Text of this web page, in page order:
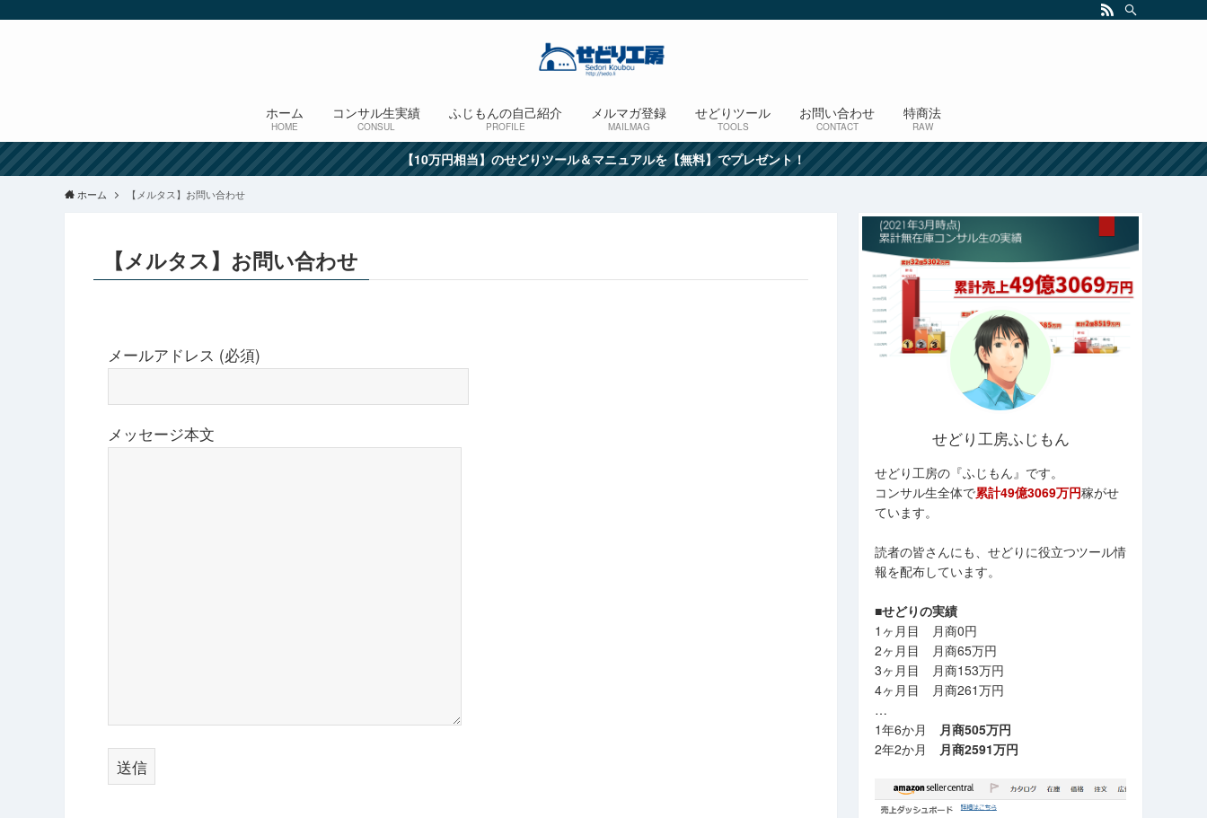
ホーム
HOME
コンサル生実績
CONSUL
ふじもんの自己紹介
PROFILE
メルマガ登録
MAILMAG
せどりツール
TOOLS
お問い合わせ
CONTACT
特商法
RAW
【10万円相当】のせどりツール＆マニュアルを【無料】でプレゼント！
ホーム 【メルタス】お問い合わせ
【メルタス】お問い合わせ
メールアドレス (必須)
メッセージ本文 せどり工房ふじもん
せどり工房の『ふじもん』です。
コンサル生全体で累計49億3069万円稼がせ
ています。
読者の皆さんにも、せどりに役立つツール情
報を配布しています。
■せどりの実績
1ヶ月目 月商0円
2ヶ月目 月商65万円
3ヶ月目 月商153万円
4ヶ月目 月商261万円
…
1年6か月 月商505万円
2年2か月 月商2591万円